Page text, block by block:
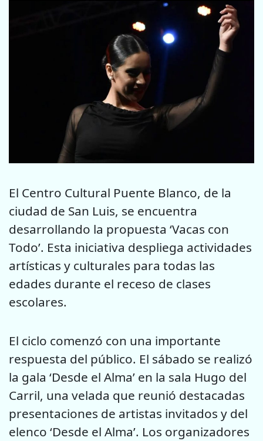
El Centro Cultural Puente Blanco, de la
ciudad de San Luis, se encuentra
desarrollando la propuesta ‘Vacas con
Todo’. Esta iniciativa despliega actividades
artísticas y culturales para todas las
edades durante el receso de clases
escolares.
El ciclo comenzó con una importante
respuesta del público. El sábado se realizó
la gala ‘Desde el Alma’ en la sala Hugo del
Carril, una velada que reunió destacadas
presentaciones de artistas invitados y del
elenco ‘Desde el Alma’. Los organizadores